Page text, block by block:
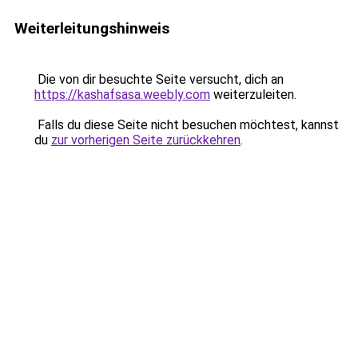
Weiterleitungshinweis
Die von dir besuchte Seite versucht, dich an
https://kashafsasa.weebly.com weiterzuleiten.
Falls du diese Seite nicht besuchen möchtest, kannst
du zur vorherigen Seite zurückkehren.